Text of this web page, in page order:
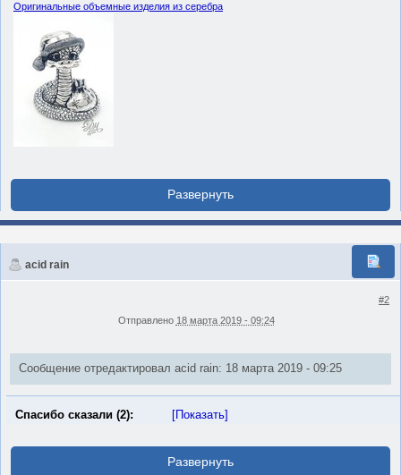
Оригинальные объемные изделия из серебра
acid rain
#2
Отправлено 18 марта 2019 - 09:24
Сообщение отредактировал acid rain: 18 марта 2019 - 09:25
Спасибо сказали (2): [Показать]